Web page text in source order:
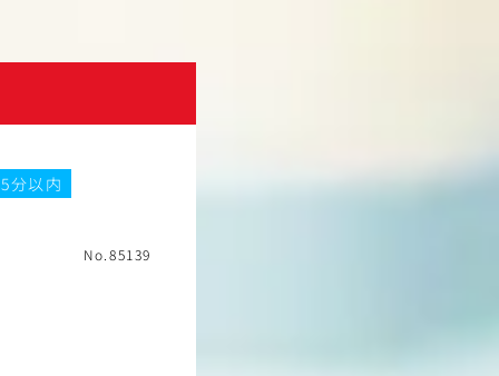
分以内
No.85139